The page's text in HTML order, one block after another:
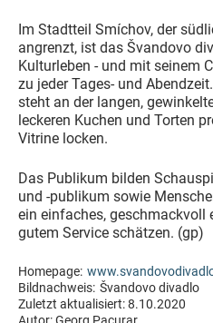
Im Stadtteil Smíchov, der
angrenzt, ist das Švandovo
Kulturleben - und mit seinem
zu jeder Tages- und
steht an der langen,
leckeren Kuchen und Torten
Vitrine locken.
Das Publikum bilden
und -publikum sowie
ein einfaches, geschmackvoll
gutem Service schätzen. (gp)
Homepage:
Bildnachweis: Švandovo divadlo
Zuletzt aktualisiert:8.10.2020